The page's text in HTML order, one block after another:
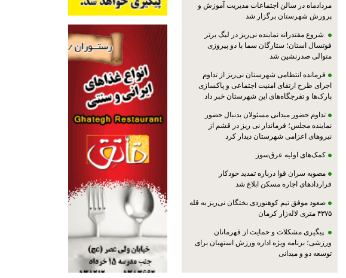
مردادماه در سالن اجتماعات مدیریت آموزش و
پرورش شهرستان برگزار شد
شروع مقتدرانه نماینده نی‌ریز در لیگ برتر
فوتسال استان؛ ستارگان سما با دو پیروزی
متوالی صدرنشین شد
فرمانده انتظامی شهرستان نی‌ریز از تداوم
اجرای طرح ارتقای امنیت اجتماعی و پاکسازی
پارک‌ها و تفرجگاه‌های این شهرستان خبر داد
تداوم حضور میدانی مسئولان بدنبال حضور
نماینده مجلس؛ فرماندار نی ریز در قشم از
نیروهای اعزامی شهرستان دیدار کرد
کمک‌های اولیه عرق‌سوز
مصوبه سران قوا درباره تمدید خودکار
قراردادهای اجاره مسکن ابلاغ شد
صعود موفق تیم کوهنوردی بختگان نی‌ریز به قله
۴۳۷۵ متری لاله‌زار کرمان
پیگیری مشکلات و حمایت از قهرمانان
ورزشی؛ برنامه ویژه اداره ورزش استهبان برای
توسعه دو و میدانی